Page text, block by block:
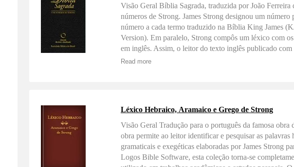
Visão Geral Bíblia Sagrada, traduzida por João
números de Strong. James Strong designou um
número a cada termo traduzido na Bíblia King James
Version). Em paralelo, Strong compôs um léxico com
em inglês. Assim, o leitor do texto inglês publicado
detrás de cada palavra traduzida na King James. A
Read more
Léxico Hebraico, Aramaico e Grego de Strong
Visão Geral Tradução para o português da famosa
obra permite ao leitor identificar e pesquisar as
gramaticais e exegéticas elaboradas por James Strong
Logos Bible Software, esta coleção torna-se